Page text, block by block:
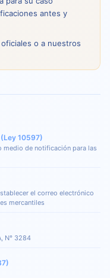
antes y
o a nuestros
10597)
medio de notificación para las
el correo electrónico
mercantiles
N° 3284